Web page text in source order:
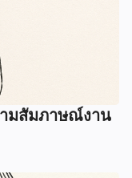
มสัมภาษณ์งาน